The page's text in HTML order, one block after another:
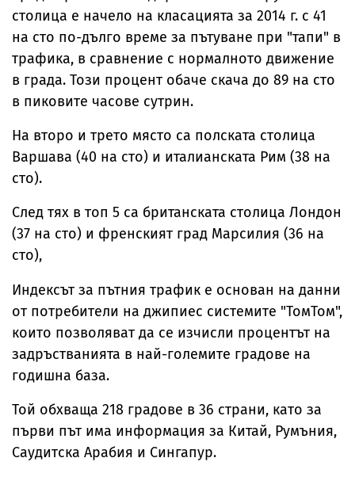
столица е начело на класацията за 2014 г. с 41
на сто по-дълго време за пътуване при "тапи" в
трафика, в сравнение с нормалното движение
в града. Този процент обаче скача до 89 на сто
в пиковите часове сутрин.
На второ и трето място са полската столица
Варшава (40 на сто) и италианската Рим (38 на
сто).
След тях в топ 5 са британската столица Лондон
(37 на сто) и френският град Марсилия (36 на
сто),
Индексът за пътния трафик е основан на данни
от потребители на джипиес системите "ТомТом",
които позволяват да се изчисли процентът на
задръстванията в най-големите градове на
годишна база.
Той обхваща 218 градове в 36 страни, като за
първи път има информация за Китай, Румъния,
Саудитска Арабия и Сингапур.